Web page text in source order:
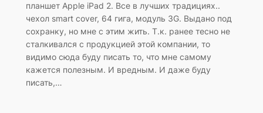
планшет Apple iPad 2. Все в лучших традициях..
чехол smart cover, 64 гига, модуль 3G. Выдано под
сохранку, но мне с этим жить. Т.к. ранее тесно не
сталкивался с продукцией этой компании, то
видимо сюда буду писать то, что мне самому
кажется полезным. И вредным. И даже буду
писать,…